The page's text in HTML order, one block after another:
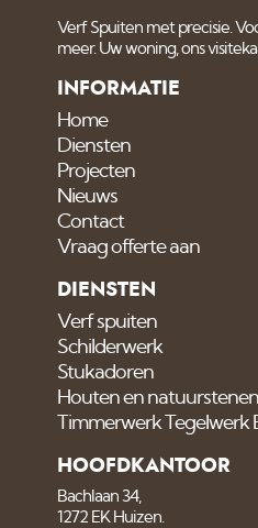
Verf Spuiten met precisie.
meer. Uw woning, ons
INFORMATIE
Home
Diensten
Projecten
Nieuws
Contact
Vraag offerte aan
DIENSTEN
Verf spuiten
Schilderwerk
Stukadoren
Houten en
Timmerwerk Tegelwerk
HOOFDKANTOOR
Bachlaan 34,
1272 EK Huizen.